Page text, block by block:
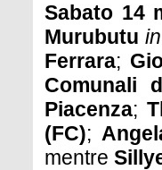
Sabato 14
Murubutu
Ferrara;
Comunali
Piacenza;
(FC);
mentre